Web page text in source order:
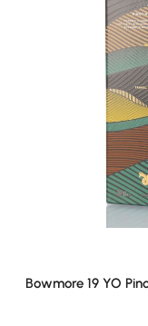
Average rating of 5
Bowmore 19 YO